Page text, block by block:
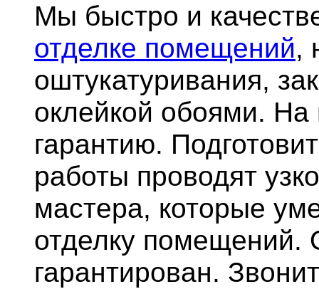
Мы быстро и
отделке помещений,
оштукатуривания,
оклейкой обоями.
гарантию.
работы проводят
мастера, которые
отделку помещений.
гарантирован.